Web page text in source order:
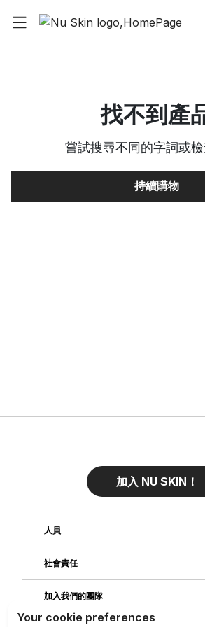
找不到產
嘗試搜尋不同的字詞或
持續購物
加入 NU SKIN！
人員
社會責任
加入我們的團隊